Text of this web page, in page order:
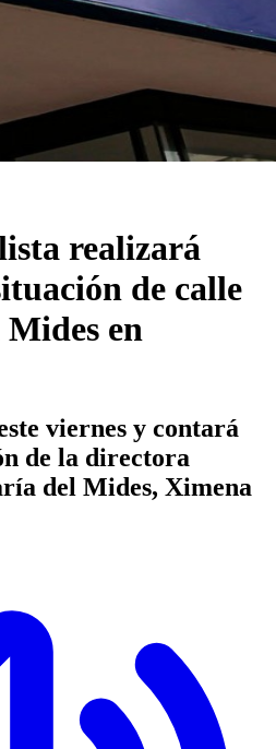
realizará
de calle
en
viernes y contará
de la directora
del Mides, Ximena